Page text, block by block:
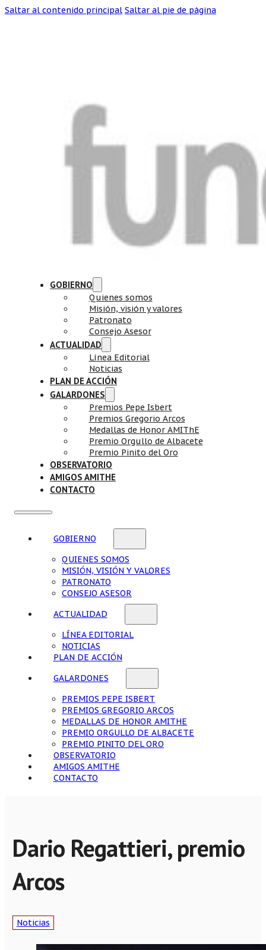
Saltar al contenido principal Saltar al pie de página
GOBIERNO
Quienes somos
Misión, visión y valores
Patronato
Consejo Asesor
ACTUALIDAD
Línea Editorial
Noticias
PLAN DE ACCIÓN
GALARDONES
Premios Pepe Isbert
Premios Gregorio Arcos
Medallas de Honor AMIThE
Premio Orgullo de Albacete
Premio Pinito del Oro
OBSERVATORIO
AMIGOS AMITHE
CONTACTO
GOBIERNO
QUIENES SOMOS
MISIÓN, VISIÓN Y VALORES
PATRONATO
CONSEJO ASESOR
ACTUALIDAD
LÍNEA EDITORIAL
NOTICIAS
PLAN DE ACCIÓN
GALARDONES
PREMIOS PEPE ISBERT
PREMIOS GREGORIO ARCOS
MEDALLAS DE HONOR AMITHE
PREMIO ORGULLO DE ALBACETE
PREMIO PINITO DEL ORO
OBSERVATORIO
AMIGOS AMITHE
CONTACTO
Dario Regattieri, premio
Arcos
Noticias